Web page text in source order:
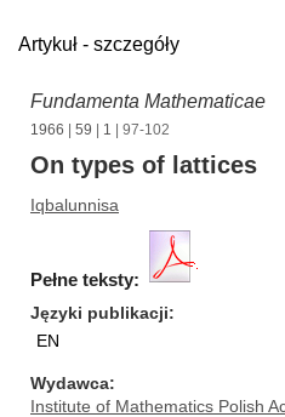
Artykuł - szczegóły
Fundamenta Mathematicae
1966 59 1 | 97-102
On types of lattices
Iqbalunnisa
Pełne teksty:
Języki publikacji
EN
Wydawca
Institute of Mathematics Polish